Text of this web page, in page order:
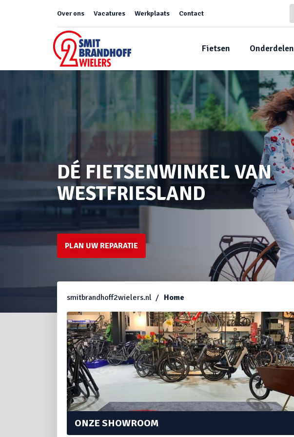
Over ons Vacatures Werkplaats Contact
Fietsen Onderdelen
DÉ FIETSENWINKEL VAN
WESTFRIESLAND
PLAN UW REPARATIE
smitbrandhoff2wielers.nl Home
ONZE SHOWROOM